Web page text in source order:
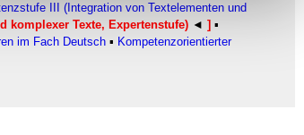
III (Integration von Textelementen und
komplexer Texte, Expertenstufe) ◄ ] ▪
im Fach Deutsch ▪ Kompetenzorientierter